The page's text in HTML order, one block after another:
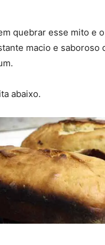
quebrar esse mito e
macio e saboroso
abaixo.